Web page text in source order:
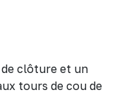
clôture et un
tours de cou de